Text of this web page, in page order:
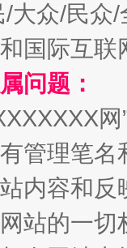
大众/民
国际互
问题：
管理笔
内容和
站的一